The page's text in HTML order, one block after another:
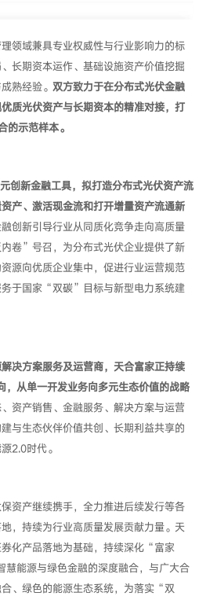
领域兼具专业权威性与行业影响力的标
长期资本运作、基础设施资产价值挖掘
熟经验。 双方致力于在分布式光伏金融
质光伏资产与长期资本的精准对接，打
示范样本。
创新金融工具，拟打造分布式光伏资产流
产、激活现金流和打开增量资产流通新
创新引导行业从同质化竞争走向高质量
卷”号召，为分布式光伏企业提供了新
源向优质企业集中，促进行业运营规范
务于国家“双碳”目标与新型电力系统建
决方案服务及运营商，天合富家正持续
从单一开发业务向多元生态价值的战略
资产销售、金融服务、解决方案与运营
与生态伙伴价值共创、长期利益共享的
2.0时代。
资产继续携手，全力推进后续发行等各
，持续为行业高质量发展贡献力量。天
化产品落地为基础，持续深化“富家
能源与绿色金融的深度融合，与广大合
、绿色的能源生态系统，为落实“双